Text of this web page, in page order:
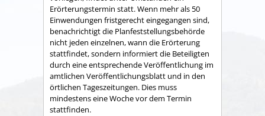
Erörterungstermin statt. Wenn mehr als 50
Einwendungen fristgerecht eingegangen sind,
benachrichtigt die Planfeststellungsbehörde
nicht jeden einzelnen, wann die Erörterung
stattfindet, sondern informiert die Beteiligten
durch eine entsprechende Veröffentlichung im
amtlichen Veröffentlichungsblatt und in den
örtlichen Tageszeitungen. Dies muss
mindestens eine Woche vor dem Termin
stattfinden.